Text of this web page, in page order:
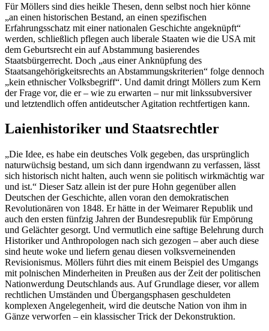
Für Möllers sind dies heikle Thesen, denn selbst noch hier könne
„an einen historischen Bestand, an einen spezifischen
Erfahrungsschatz mit einer nationalen Geschichte angeknüpft“
werden, schließlich pflegen auch liberale Staaten wie die USA mit
dem Geburtsrecht ein auf Abstammung basierendes
Staatsbürgerrecht. Doch „aus einer Anknüpfung des
Staatsangehörigkeitsrechts an Abstammungskriterien“ folge dennoch
„kein ethnischer Volksbegriff“. Und damit dringt Möllers zum Kern
der Frage vor, die er – wie zu erwarten – nur mit linkssubversiver
und letztendlich offen antideutscher Agitation rechtfertigen kann.
Laienhistoriker und Staatsrechtler
„Die Idee, es habe ein deutsches Volk gegeben, das ursprünglich
naturwüchsig bestand, um sich dann irgendwann zu verfassen, lässt
sich historisch nicht halten, auch wenn sie politisch wirkmächtig war
und ist.“ Dieser Satz allein ist der pure Hohn gegenüber allen
Deutschen der Geschichte, allen voran den demokratischen
Revolutionären von 1848. Er hätte in der Weimarer Republik und
auch den ersten fünfzig Jahren der Bundesrepublik für Empörung
und Gelächter gesorgt. Und vermutlich eine saftige Belehrung durch
Historiker und Anthropologen nach sich gezogen – aber auch diese
sind heute woke und liefern genau diesen volksverneinenden
Revisionismus. Möllers führt dies mit einem Beispiel des Umgangs
mit polnischen Minderheiten in Preußen aus der Zeit der politischen
Nationwerdung Deutschlands aus. Auf Grundlage dieser, vor allem
rechtlichen Umständen und Übergangsphasen geschuldeten
komplexen Angelegenheit, wird die deutsche Nation von ihm in
Gänze verworfen – ein klassischer Trick der Dekonstruktion.